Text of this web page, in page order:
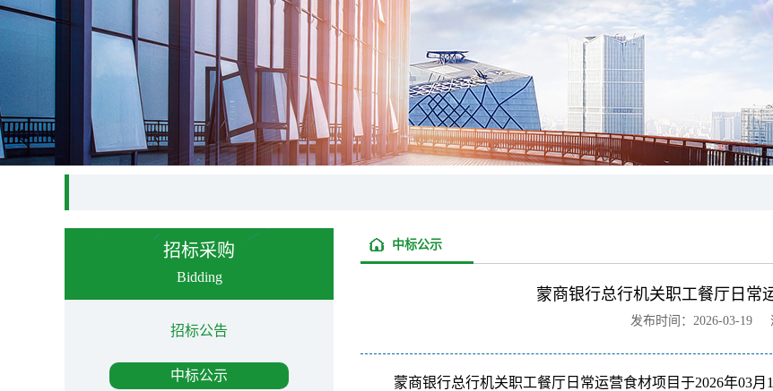
招标采购
Bidding
招标公告
中标公示
中标公示
蒙商银行总行机关职工餐厅日常
发布时间：2026-03-19
蒙商银行总行机关职工餐厅日常运营食材项目于2026年03